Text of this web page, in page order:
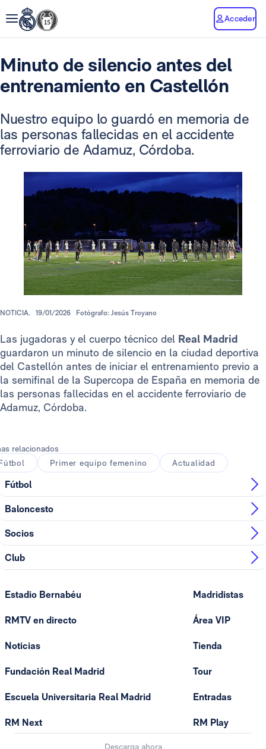
Acceder
Minuto de silencio antes del
entrenamiento en Castellón
Nuestro equipo lo guardó en memoria de
las personas fallecidas en el accidente
ferroviario de Adamuz, Córdoba.
NOTICIA. 19/01/2026 Fotógrafo: Jesús Troyano
Las jugadoras y el cuerpo técnico del Real Madrid
guardaron un minuto de silencio en la ciudad deportiva
del Castellón antes de iniciar el entrenamiento previo a
la semifinal de la Supercopa de España en memoria de
las personas fallecidas en el accidente ferroviario de
Adamuz, Córdoba.
relacionados
Primer equipo femenino Actualidad
Fútbol
Baloncesto
Socios
Club
Estadio Bernabéu
RMTV en directo
Noticias
Fundación Real Madrid
Escuela Universitaria Real Madrid
RM Next
Madridistas
Área VIP
Tienda
Tour
Entradas
RM Play
Descarga ahora